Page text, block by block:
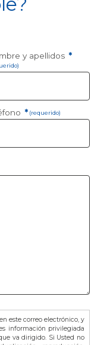
y apellidos *
* (requerido)
este correo electrónico, y
información privilegiada
va dirigido. Si Usted no